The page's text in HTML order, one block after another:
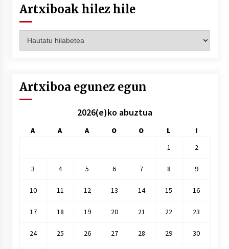
Artxiboak hilez hile
hilez
Artxiboa egunez egun
2026(e)ko abuztua
A A A O O L
I
1
2
3 4 5 6 7 8 9
10 11 12 13 14 15 16
17 18 19 20 21 22 23
24 25 26 27 28 29 30